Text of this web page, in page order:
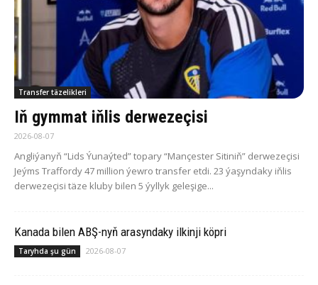
Transfer täzelikleri
Iň gymmat iňlis derwezeçisi
2026-08-07
Angliýanyň “Lids Ýunaýted” topary “Mançester Sitiniň” derwezeçisi
Jeýms Traffordy 47 million ýewro transfer etdi. 23 ýaşyndaky iňlis
derwezeçisi täze kluby bilen 5 ýyllyk geleşige...
Ka­na­da bilen ABŞ-nyň arasyndaky ilkinji köp­ri
Taryhda şu gün 2026-08-07